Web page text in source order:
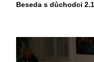
Beseda s důchodci